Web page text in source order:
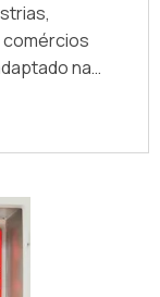
na
para
contatore;
finalidade de